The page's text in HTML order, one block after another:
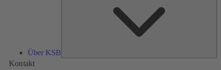
Über KSB
Kontakt